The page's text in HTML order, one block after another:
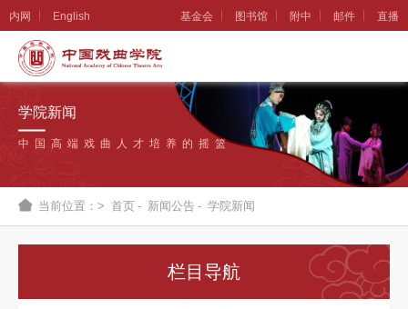
内网 English 基金会 图书馆 附中 邮件 直播
学
院
概
况
织
机
学院新闻
中国高端戏曲人才培养的摇篮
当前位置：> 首页 - 新闻公告 - 学院新闻
栏目导航